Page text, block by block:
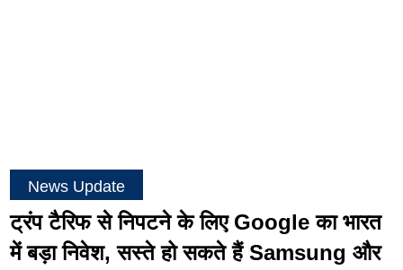
News Update
ट्रंप टैरिफ से निपटने के लिए Google का भारत
में बड़ा निवेश, सस्ते हो सकते हैं Samsung और